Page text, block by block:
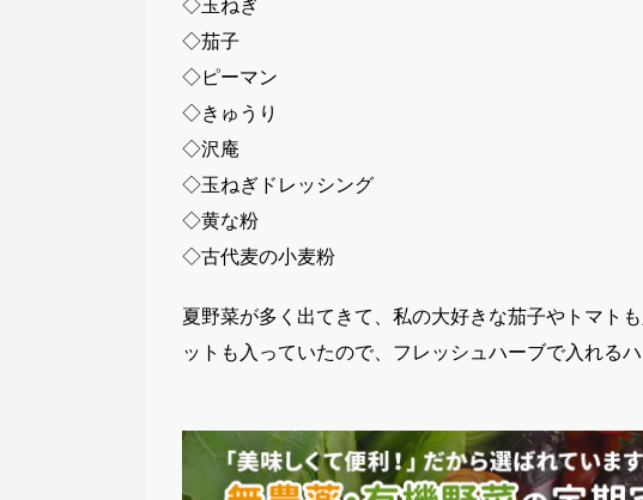
◇玉ねぎ
◇茄子
◇ピーマン
◇きゅうり
◇沢庵
◇玉ねぎドレッシング
◇黄な粉
◇古代麦の小麦粉
夏野菜が多く出てきて、私の大好きな茄子やトマト
ットも入っていたので、フレッシュハーブで入れる